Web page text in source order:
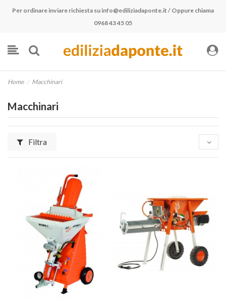
Per ordinare inviare richiesta su info@ediliziadaponte.it / Oppure chiama
0968 43 45 05
Home Macchinari
Macchinari
Filtra